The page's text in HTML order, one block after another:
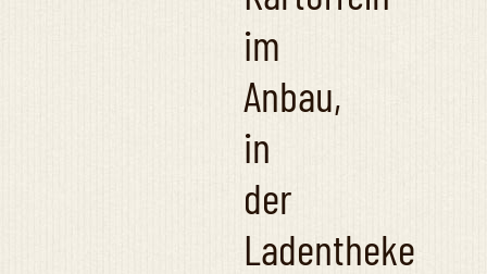
im
Anbau,
in
der
Ladentheke